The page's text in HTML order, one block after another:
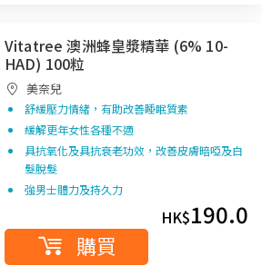
Vitatree 澳洲蜂皇漿精華 (6% 10-
HAD) 100粒
美奈兒
舒緩壓力情緒，有助改善睡眠質素
緩解更年女性各種不適
具抗氧化及具抗衰老功效，改善皮膚暗啞及白
髮脫髮
強男士體力及持久力
HK$190.0
購買